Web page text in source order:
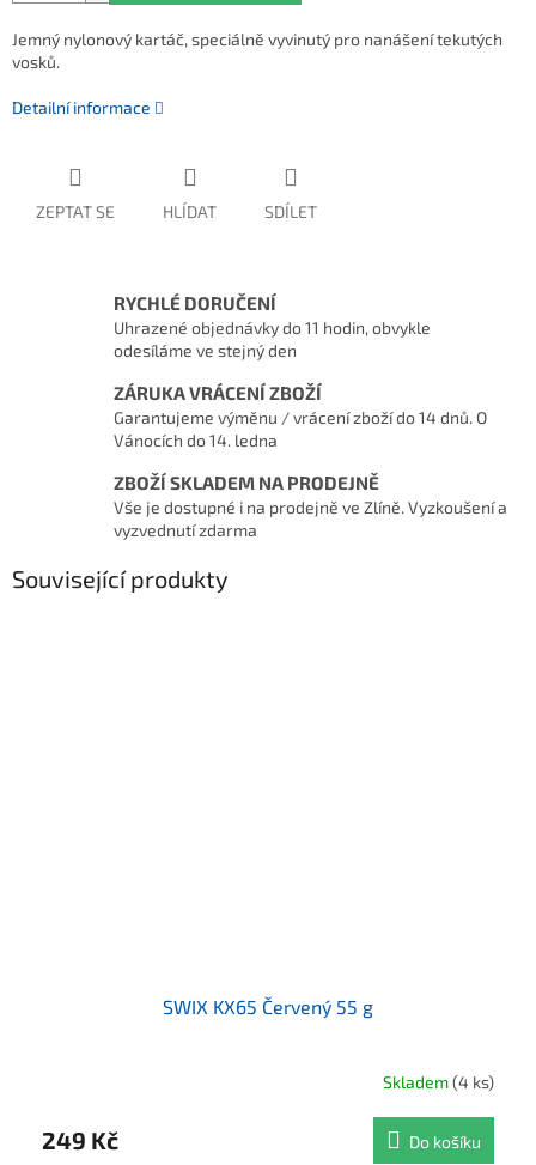
Jemný nylonový kartáč, speciálně vyvinutý pro nanášení tekutých
vosků.
Detailní informace
ZEPTAT SE HLÍDAT SDÍLET
RYCHLÉ DORUČENÍ
Uhrazené objednávky do 11 hodin, obvykle
odesíláme ve stejný den
ZÁRUKA VRÁCENÍ ZBOŽÍ
Garantujeme výměnu / vrácení zboží do 14 dnů. O
Vánocích do 14. ledna
ZBOŽÍ SKLADEM NA PRODEJNĚ
Vše je dostupné i na prodejně ve Zlíně. Vyzkoušení a
vyzvednutí zdarma
Související produkty
SWIX KX65 Červený 55 g
Skladem(4 ks)
249 Kč Do košíku